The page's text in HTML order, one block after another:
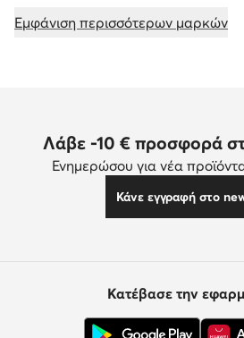
Εμφάνιση περισσότερων μαρκών
Λάβε -10 € προσφορά
Ενημερώσου για νέα
Κάνε εγγραφή στο
Κατέβασε την